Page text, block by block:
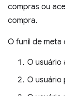
compras ou
compra.
O funil de meta
O usuário
O usuário